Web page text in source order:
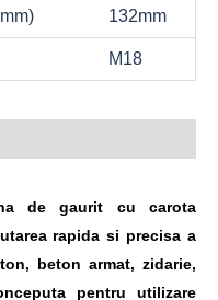
132mm
M18
de gaurit cu carota
rapida si precisa a
beton armat, zidarie,
pentru utilizare